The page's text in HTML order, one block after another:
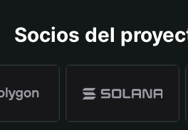
Socios del